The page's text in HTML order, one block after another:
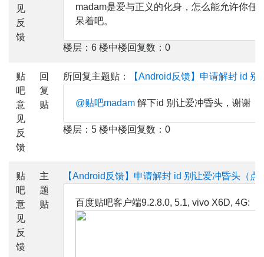
见
反
馈
madam是爱与正义的化身，怎么能允许你任
呆着吧。
楼层：6 楼中楼回复数：0
贴
吧
意
见
反
馈
回
复
贴
所回复主题贴： 【Android反馈】申请解封 id 别
@贴吧madam 解下id 别让爱冲昏头，谢谢
楼层：5 楼中楼回复数：0
贴
吧
意
见
反
馈
主
题
贴
【Android反馈】申请解封 id 别让爱冲昏头（点
百度贴吧客户端9.2.8.0, 5.1, vivo X6D, 4G: